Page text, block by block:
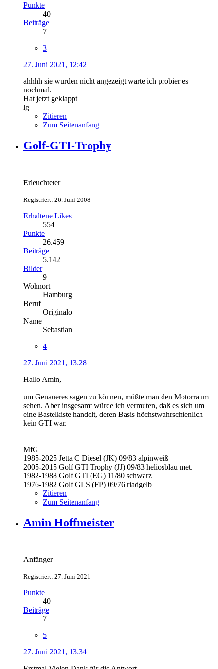
Punkte
40
Beiträge
7
3
27. Juni 2021, 12:42
ahhhh sie wurden nicht angezeigt warte ich probier es
nochmal.
Hat jetzt geklappt
lg
Zitieren
Zum Seitenanfang
Golf-GTI-Trophy
Erleuchteter
Registriert: 26. Juni 2008
Erhaltene Likes
554
Punkte
26.459
Beiträge
5.142
Bilder
9
Wohnort
Hamburg
Beruf
Originalo
Name
Sebastian
4
27. Juni 2021, 13:28
Hallo Amin,
um Genaueres sagen zu können, müßte man den Motorraum
sehen. Aber insgesamt würde ich vermuten, daß es sich um
eine Bastelkiste handelt, deren Basis höchstwahrschienlich
kein GTI war.
MfG
1985-2025 Jetta C Diesel (JK) 09/83 alpinweiß
2005-2015 Golf GTI Trophy (JJ) 09/83 heliosblau met.
1982-1988 Golf GTI (EG) 11/80 schwarz
1976-1982 Golf GLS (FP) 09/76 riadgelb
Zitieren
Zum Seitenanfang
Amin Hoffmeister
Anfänger
Registriert: 27. Juni 2021
Punkte
40
Beiträge
7
5
27. Juni 2021, 13:34